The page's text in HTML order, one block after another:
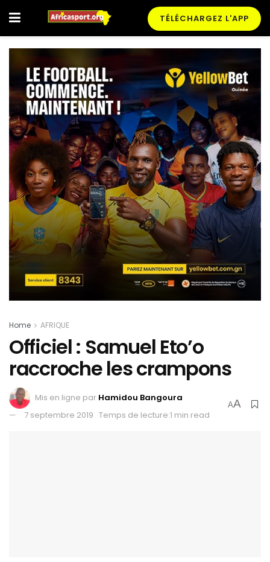
TÉLÉCHARGEZ L'APP
Home AFRIQUE
Officiel : Samuel Eto’o
raccroche les crampons
Mis en ligne par Hamidou Bangoura
7 septembre 2019 Temps de lecture:1 min read
AA